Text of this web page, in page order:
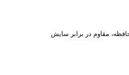
مقاوم در برابر سایش